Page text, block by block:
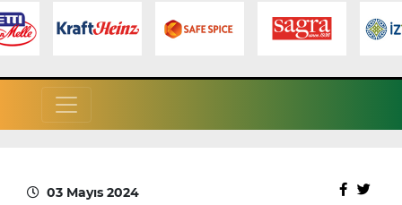
03 Mayıs 2024